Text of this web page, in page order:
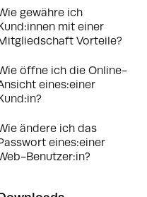
gewähre ich
mit einer
Vorteile?
öffne ich die Online-
eines:einer
ändere ich das
eines:einer
Benutzer:in?